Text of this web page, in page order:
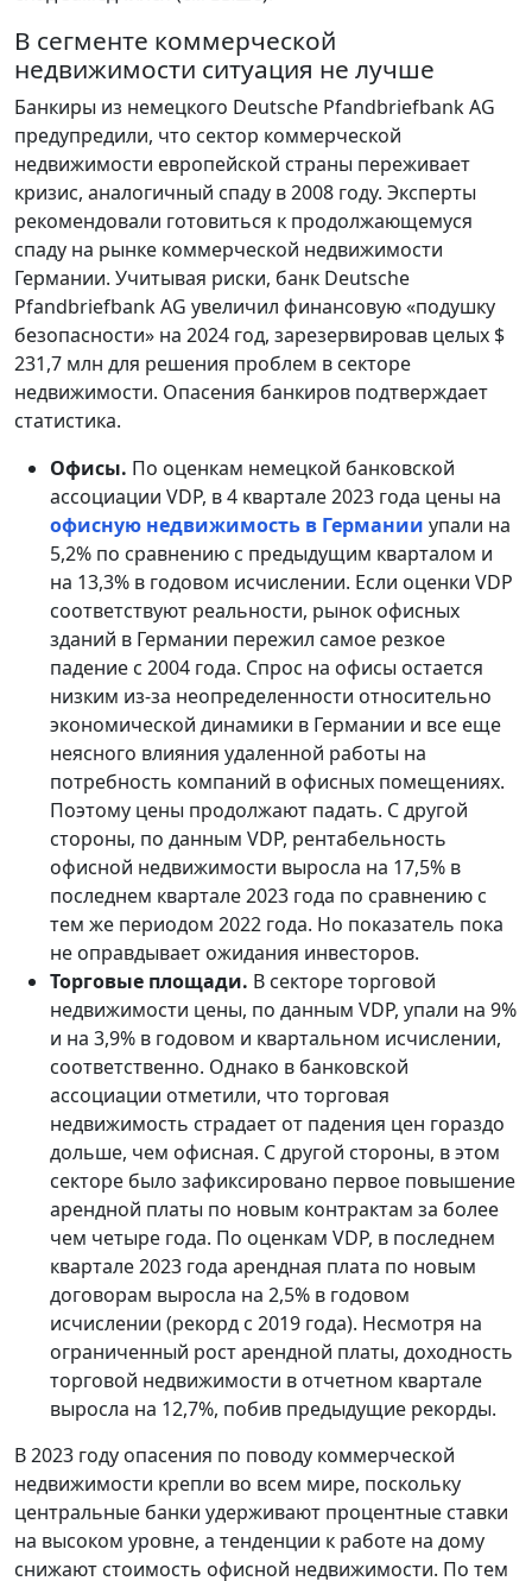
В сегменте коммерческой
недвижимости ситуация не лучше
Банкиры из немецкого Deutsche Pfandbriefbank AG
предупредили, что сектор коммерческой
недвижимости европейской страны переживает
кризис, аналогичный спаду в 2008 году. Эксперты
рекомендовали готовиться к продолжающемуся
спаду на рынке коммерческой недвижимости
Германии. Учитывая риски, банк Deutsche
Pfandbriefbank AG увеличил финансовую «подушку
безопасности» на 2024 год, зарезервировав целых $
231,7 млн для решения проблем в секторе
недвижимости. Опасения банкиров подтверждает
статистика.
Офисы. По оценкам немецкой банковской
ассоциации VDP, в 4 квартале 2023 года цены на
офисную недвижимость в Германии упали на
5,2% по сравнению с предыдущим кварталом и
на 13,3% в годовом исчислении. Если оценки VDP
соответствуют реальности, рынок офисных
зданий в Германии пережил самое резкое
падение с 2004 года. Спрос на офисы остается
низким из-за неопределенности относительно
экономической динамики в Германии и все еще
неясного влияния удаленной работы на
потребность компаний в офисных помещениях.
Поэтому цены продолжают падать. С другой
стороны, по данным VDP, рентабельность
офисной недвижимости выросла на 17,5% в
последнем квартале 2023 года по сравнению с
тем же периодом 2022 года. Но показатель пока
не оправдывает ожидания инвесторов.
Торговые площади. В секторе торговой
недвижимости цены, по данным VDP, упали на 9%
и на 3,9% в годовом и квартальном исчислении,
соответственно. Однако в банковской
ассоциации отметили, что торговая
недвижимость страдает от падения цен гораздо
дольше, чем офисная. С другой стороны, в этом
секторе было зафиксировано первое повышение
арендной платы по новым контрактам за более
чем четыре года. По оценкам VDP, в последнем
квартале 2023 года арендная плата по новым
договорам выросла на 2,5% в годовом
исчислении (рекорд с 2019 года). Несмотря на
ограниченный рост арендной платы, доходность
торговой недвижимости в отчетном квартале
выросла на 12,7%, побив предыдущие рекорды.
В 2023 году опасения по поводу коммерческой
недвижимости крепли во всем мире, поскольку
центральные банки удерживают процентные ставки
на высоком уровне, а тенденции к работе на дому
снижают стоимость офисной недвижимости. По тем